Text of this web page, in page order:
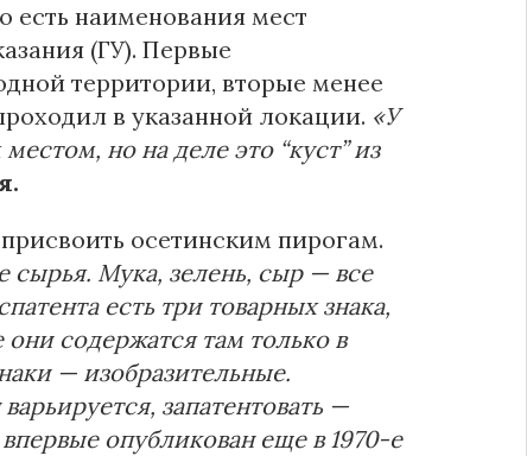
есть наименования мест
(ГУ). Первые
территории, вторые менее
в указанной локации. «У
но на деле это “куст” из
осетинским пирогам.
сырья. Мука, зелень, сыр — все
есть три товарных знака,
содержатся там только в
— изобразительные.
запатентовать —
опубликован еще в 1970-е